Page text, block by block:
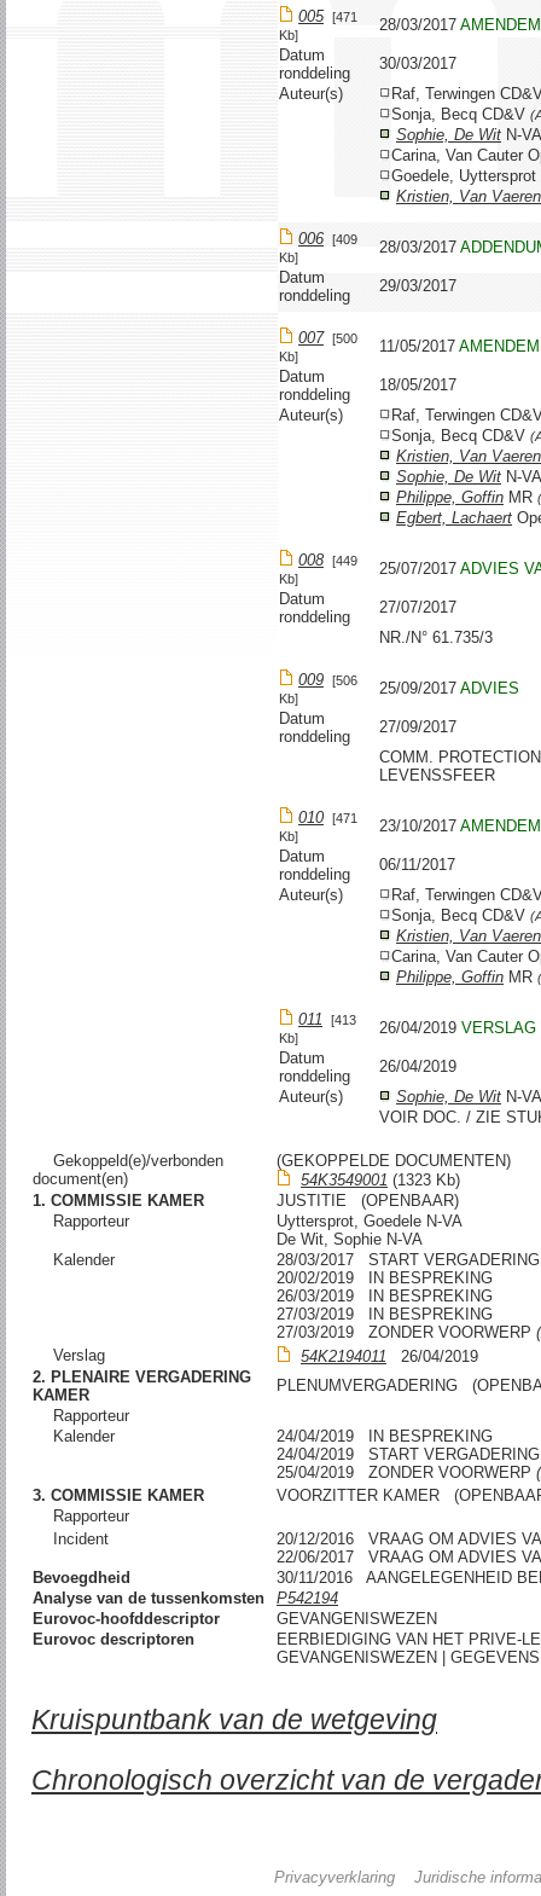
005 [471
Kb]
28/03/2017
Datum
ronddeling
30/03/2017
Auteur(s)
Raf, Terwingen
Sonja, Becq CD&V
Sophie, De Wit N-
Carina, Van Cauter
Goedele,
Kristien, Van
006 [409
Kb]
28/03/2017
Datum
ronddeling
29/03/2017
007 [500
Kb]
11/05/2017
Datum
ronddeling
18/05/2017
Auteur(s)
Raf, Terwingen
Sonja, Becq CD&V
Kristien, Van
Sophie, De Wit N-
Philippe, Goffin MR
Egbert, Lachaert
008 [449
Kb]
25/07/2017 ADVIES
Datum
ronddeling
27/07/2017
NR./N° 61.735/3
009 [506
Kb]
25/09/2017 ADVIES
Datum
ronddeling
27/09/2017
COMM.
LEVENSSFEER
010 [471
Kb]
23/10/2017
Datum
ronddeling
06/11/2017
Auteur(s)
Raf, Terwingen
Sonja, Becq CD&V
Kristien, Van
Carina, Van Cauter
Philippe, Goffin MR
011
[413
Kb]
26/04/2019 VERSLAG
Datum
ronddeling
26/04/2019
Auteur(s)
Sophie, De Wit N-
VOIR DOC. / ZIE
Gekoppeld(e)/verbonden
document(en)
(GEKOPPELDE DOCUMENTEN)
54K3549001 (1323 Kb)
1. COMMISSIE KAMER
JUSTITIE (OPENBAAR)
Rapporteur
Uyttersprot, Goedele N-VA
De Wit, Sophie N-VA
Kalender
28/03/2017 START VERGADERING
20/02/2019 IN BESPREKING
26/03/2019 IN BESPREKING
27/03/2019 IN BESPREKING
27/03/2019 ZONDER VOORWERP
Verslag
54K2194011 26/04/2019
2. PLENAIRE VERGADERING
KAMER
PLENUMVERGADERING
Rapporteur
Kalender
24/04/2019 IN BESPREKING
24/04/2019 START VERGADERING
25/04/2019 ZONDER VOORWERP
3. COMMISSIE KAMER
VOORZITTER KAMER
Rapporteur
Incident
20/12/2016 VRAAG OM ADVIES
22/06/2017 VRAAG OM ADVIES
Bevoegdheid
30/11/2016 AANGELEGENHEID
Analyse van de tussenkomsten
P542194
Eurovoc-hoofddescriptor
GEVANGENISWEZEN
Eurovoc descriptoren
EERBIEDIGING VAN HET PRIVE-
GEVANGENISWEZEN |
Kruispuntbank van de wetgeving
Chronologisch overzicht van de
Privacyverklaring Juridische